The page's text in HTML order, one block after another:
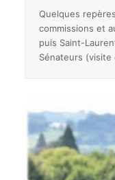
Quelques
commissions et
puis Saint-
Sénateurs (visite